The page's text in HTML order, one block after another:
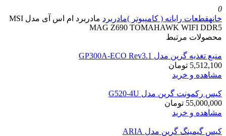
0
خانهقطعات رایانه ( کامپیوتر )مادربرد
مادربرد ام اس آی مدل MSI
MAG Z690 TOMAHAWK WIFI DDR5
محصولات مرتبط
منبع تغذیه گرین مدل GP300A-ECO Rev3.1
5,512,100 تومان
مشاهده و خرید
کیس رکمونت گرین مدل G520-4U
55,000,000 تومان
مشاهده و خرید
کیس گیمینگ گرین مدل ARIA